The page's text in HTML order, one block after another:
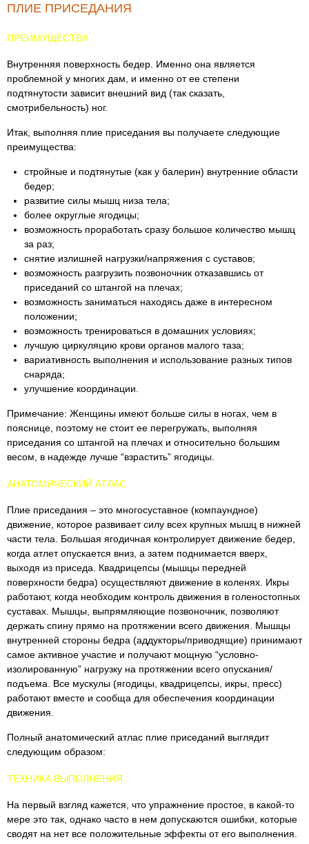
ПЛИЕ ПРИСЕДАНИЯ
ПРЕИМУЩЕСТВА
Внутренняя поверхность бедер. Именно она является
проблемной у многих дам, и именно от ее степени
подтянутости зависит внешний вид (так сказать,
смотрибельность) ног.
Итак, выполняя плие приседания вы получаете следующие
преимущества:
стройные и подтянутые (как у балерин) внутренние области
бедер;
развитие силы мышц низа тела;
более округлые ягодицы;
возможность проработать сразу большое количество мышц
за раз;
снятие излишней нагрузки/напряжения с суставов;
возможность разгрузить позвоночник отказавшись от
приседаний со штангой на плечах;
возможность заниматься находясь даже в интересном
положении;
возможность тренироваться в домашних условиях;
лучшую циркуляцию крови органов малого таза;
вариативность выполнения и использование разных типов
снаряда;
улучшение координации.
Примечание: Женщины имеют больше силы в ногах, чем в
пояснице, поэтому не стоит ее перегружать, выполняя
приседания со штангой на плечах и относительно большим
весом, в надежде лучше “взрастить” ягодицы.
АНАТОМИЧЕСКИЙ АТЛАС
Плие приседания – это многосуставное (компаундное)
движение, которое развивает силу всех крупных мышц в нижней
части тела. Большая ягодичная контролирует движение бедер,
когда атлет опускается вниз, а затем поднимается вверх,
выходя из приседа. Квадрицепсы (мышцы передней
поверхности бедра) осуществляют движение в коленях. Икры
работают, когда необходим контроль движения в голеностопных
суставах. Мышцы, выпрямляющие позвоночник, позволяют
держать спину прямо на протяжении всего движения. Мышцы
внутренней стороны бедра (аддукторы/приводящие) принимают
самое активное участие и получают мощную “условно-
изолированную” нагрузку на протяжении всего опускания/
подъема. Все мускулы (ягодицы, квадрицепсы, икры, пресс)
работают вместе и сообща для обеспечения координации
движения.
Полный анатомический атлас плие приседаний выглядит
следующим образом:
ТЕХНИКА ВЫПОЛНЕНИЯ
На первый взгляд кажется, что упражнение простое, в какой-то
мере это так, однако часто в нем допускаются ошибки, которые
сводят на нет все положительные эффекты от его выполнения.